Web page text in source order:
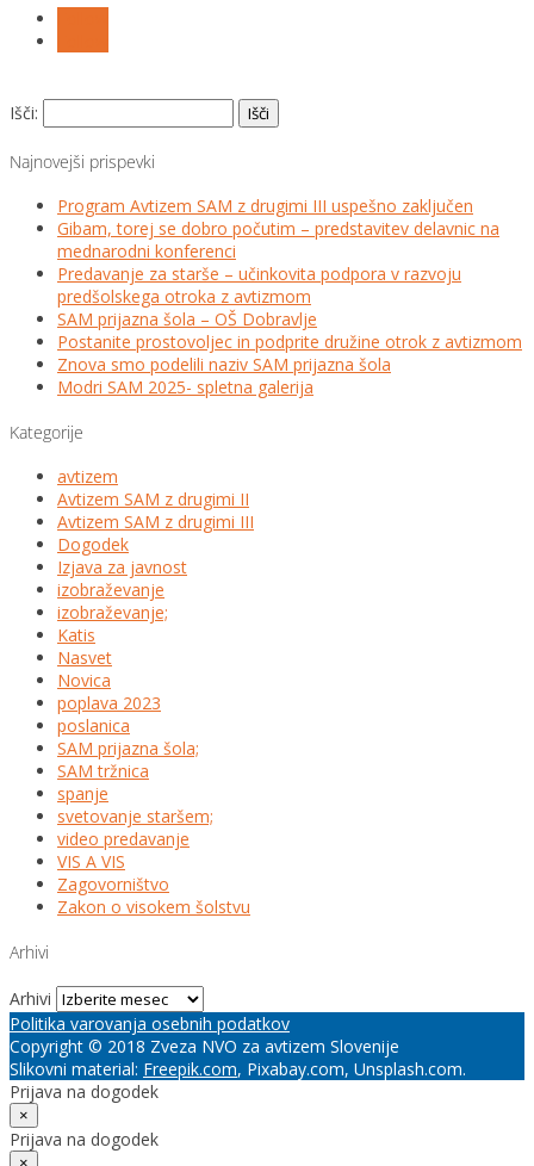
Išči:
Najnovejši prispevki
Program Avtizem SAM z drugimi III uspešno zaključen
Gibam, torej se dobro počutim – predstavitev delavnic na
mednarodni konferenci
Predavanje za starše – učinkovita podpora v razvoju
predšolskega otroka z avtizmom
SAM prijazna šola – OŠ Dobravlje
Postanite prostovoljec in podprite družine otrok z avtizmom
Znova smo podelili naziv SAM prijazna šola
Modri SAM 2025- spletna galerija
Kategorije
avtizem
Avtizem SAM z drugimi II
Avtizem SAM z drugimi III
Dogodek
Izjava za javnost
izobraževanje
izobraževanje;
Katis
Nasvet
Novica
poplava 2023
poslanica
SAM prijazna šola;
SAM tržnica
spanje
svetovanje staršem;
video predavanje
VIS A VIS
Zagovorništvo
Zakon o visokem šolstvu
Arhivi
Arhivi
Politika varovanja osebnih podatkov
Copyright © 2018 Zveza NVO za avtizem Slovenije
Slikovni material: Freepik.com, Pixabay.com, Unsplash.com.
Prijava na dogodek
×
Prijava na dogodek